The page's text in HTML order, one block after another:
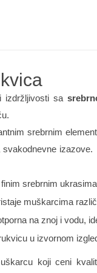
i izdržljivosti sa
srebrnim
izazove.
srebrnim
muškarcima
na znoj i vodu,
u izvornom
koji ceni